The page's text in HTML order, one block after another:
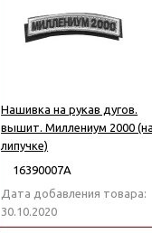
Нашивка на рукав дугов.
вышит. Миллениум 2000 (на
липучке)
16390007А
Дата добавления товара:
30.10.2020